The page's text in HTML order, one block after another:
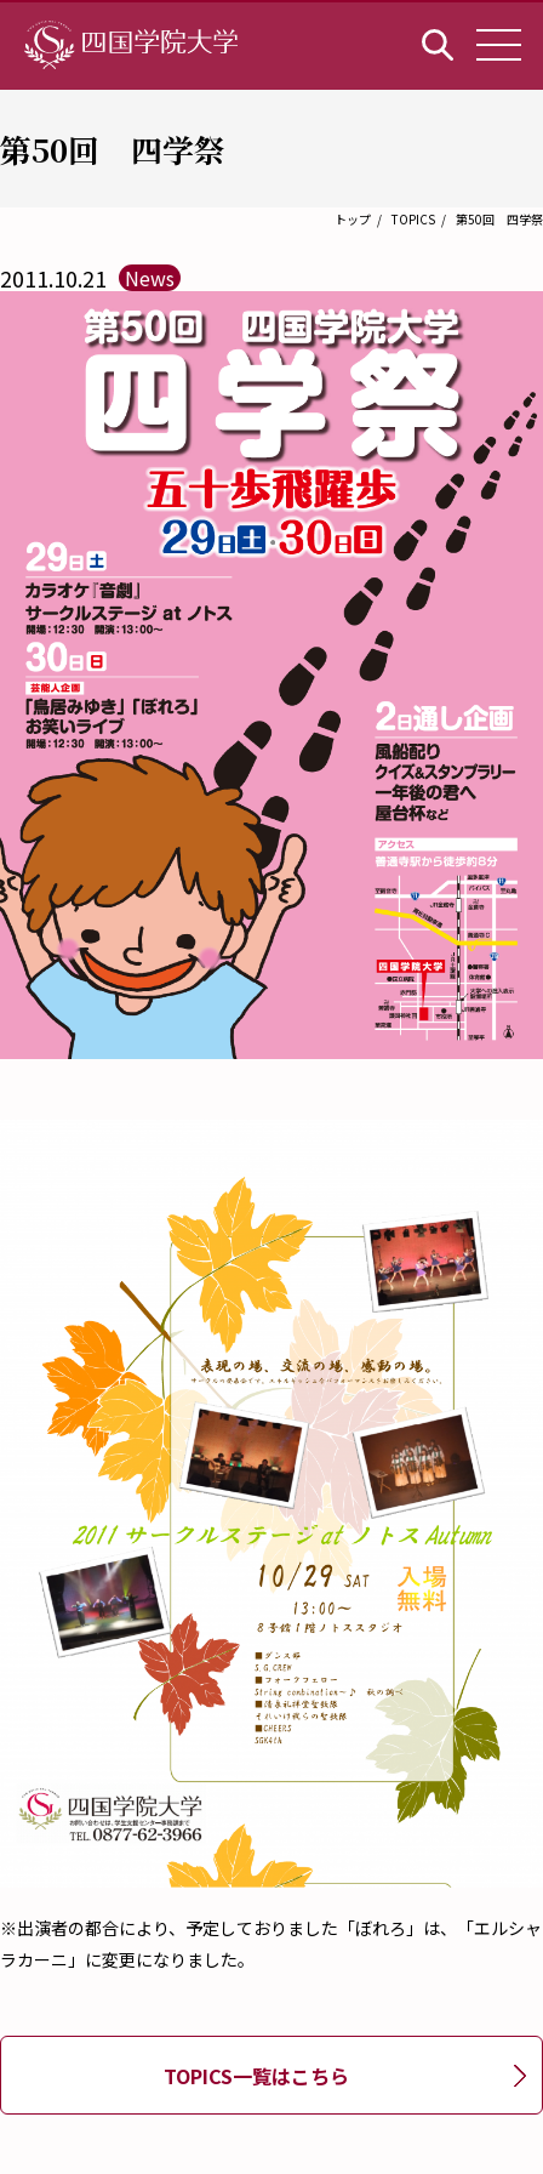
第50回 四学祭
トップ TOPICS 第50回 四学祭
2011.10.21 News
※出演者の都合により、予定しておりました「ぼれろ」は、「エルシャ
ラカーニ」に変更になりました。
TOPICS一覧はこちら